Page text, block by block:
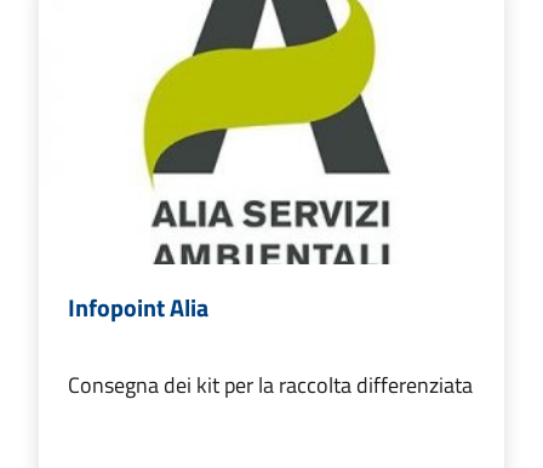
Infopoint Alia
Consegna dei kit per la raccolta differenziata